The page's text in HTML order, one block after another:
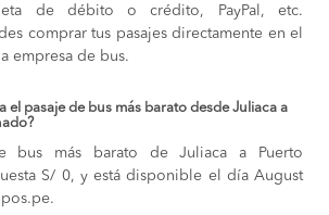
de débito o crédito, PayPal, etc.
comprar tus pasajes directamente en el
empresa de bus.
el pasaje de bus más barato desde Juliaca a
bus más barato de Juliaca a Puerto
S/ 0, y está disponible el día August